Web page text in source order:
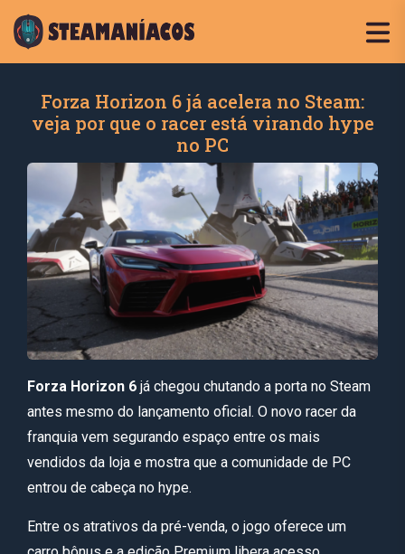
Forza Horizon 6 já acelera no Steam:
veja por que o racer está virando hype
no PC
Forza Horizon 6 já chegou chutando a porta no Steam
antes mesmo do lançamento oficial. O novo racer da
franquia vem segurando espaço entre os mais
vendidos da loja e mostra que a comunidade de PC
entrou de cabeça no hype.
Entre os atrativos da pré-venda, o jogo oferece um